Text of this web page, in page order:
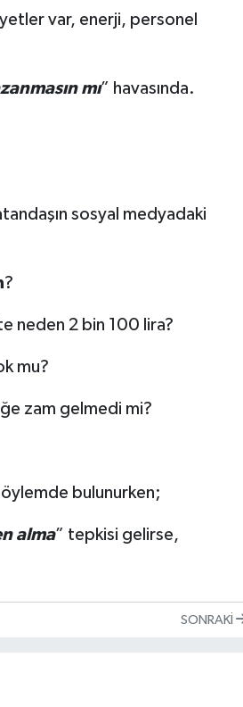
var, enerji, personel
mı” havasında.
sosyal medyadaki
?
neden 2 bin 100 lira?
mu?
zam gelmedi mi?
bulunurken;
alma” tepkisi gelirse,
SONRAKI